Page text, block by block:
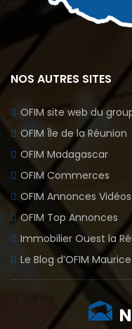
NOS AUTRES SITES
OFIM site web du
OFIM Île de la Réunion
OFIM Madagascar
OFIM Commerces
OFIM Annonces Vidéos
OFIM Top Annonces
Immobilier Ouest la
Le Blog d’OFIM Maurice